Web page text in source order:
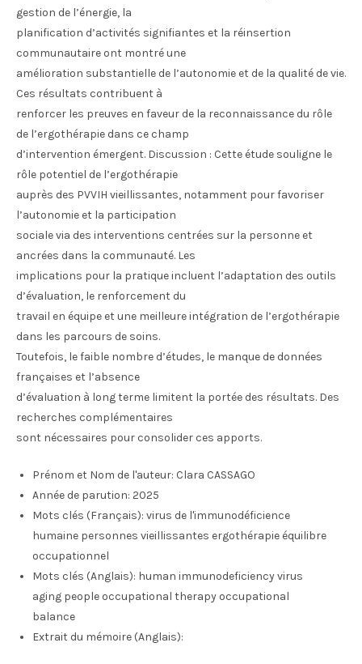
gestion de l’énergie, la
planification d’activités signifiantes et la réinsertion
communautaire ont montré une
amélioration substantielle de l’autonomie et de la qualité de vie.
Ces résultats contribuent à
renforcer les preuves en faveur de la reconnaissance du rôle
de l’ergothérapie dans ce champ
d’intervention émergent. Discussion : Cette étude souligne le
rôle potentiel de l’ergothérapie
auprès des PVVIH vieillissantes, notamment pour favoriser
l’autonomie et la participation
sociale via des interventions centrées sur la personne et
ancrées dans la communauté. Les
implications pour la pratique incluent l’adaptation des outils
d’évaluation, le renforcement du
travail en équipe et une meilleure intégration de l’ergothérapie
dans les parcours de soins.
Toutefois, le faible nombre d’études, le manque de données
françaises et l’absence
d’évaluation à long terme limitent la portée des résultats. Des
recherches complémentaires
sont nécessaires pour consolider ces apports.
Prénom et Nom de l'auteur: Clara CASSAGO
Année de parution: 2025
Mots clés (Français): virus de l'immunodéficience
humaine personnes vieillissantes ergothérapie équilibre
occupationnel
Mots clés (Anglais): human immunodeficiency virus
aging people occupational therapy occupational
balance
Extrait du mémoire (Anglais):